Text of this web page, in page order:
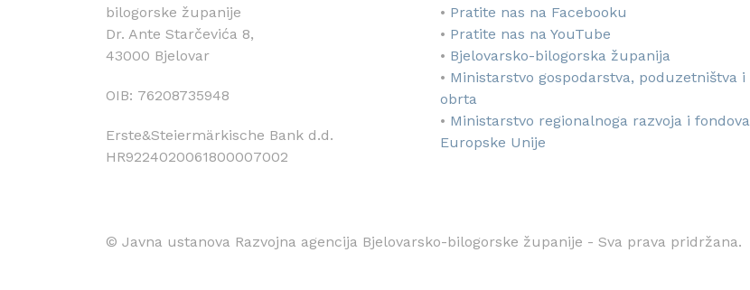
bilogorske županije
Dr. Ante Starčevića 8,
43000 Bjelovar
OIB: 76208735948
Erste&Steiermärkische Bank d.d.
HR9224020061800007002
• Pratite nas na Facebooku
• Pratite nas na YouTube
• Bjelovarsko-bilogorska županija
• Ministarstvo gospodarstva, poduzetništva i
obrta
• Ministarstvo regionalnoga razvoja i fondova
Europske Unije
© Javna ustanova Razvojna agencija Bjelovarsko-bilogorske županije - Sva prava pridržana.